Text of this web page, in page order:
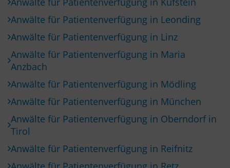
Anwälte für Patientenverfügung in Leonding
Anwälte für Patientenverfügung in Linz
Anwälte für Patientenverfügung in Maria
Anzbach
Anwälte für Patientenverfügung in Mödling
Anwälte für Patientenverfügung in München
Anwälte für Patientenverfügung in Oberndorf in
Tirol
Anwälte für Patientenverfügung in Reifnitz